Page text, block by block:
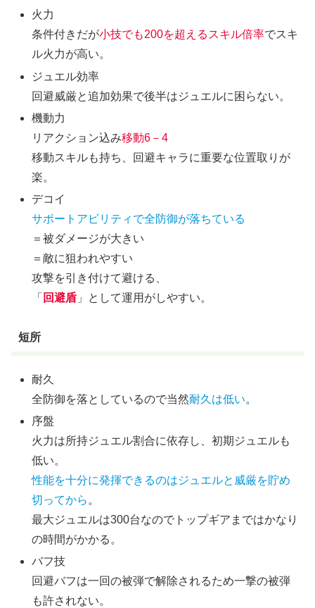
火力
条件付きだが小技でも200を超えるスキル倍率でスキ
ル火力が高い。
ジュエル効率
回避威厳と追加効果で後半はジュエルに困らない。
機動力
リアクション込み移動6－4
移動スキルも持ち、回避キャラに重要な位置取りが
楽。
デコイ
サポートアビリティで全防御が落ちている
＝被ダメージが大きい
＝敵に狙われやすい
攻撃を引き付けて避ける、
「 回避盾 」として運用がしやすい。
短所
耐久
全防御を落としているので当然耐久は低い。
序盤
火力は所持ジュエル割合に依存し、初期ジュエルも
低い。
性能を十分に発揮できるのはジュエルと威厳を貯め
切ってから 。
最大ジュエルは300台なのでトップギアまではかなり
の時間がかかる。
バフ技
回避バフは一回の被弾で解除されるため一撃の被弾
も許されない。